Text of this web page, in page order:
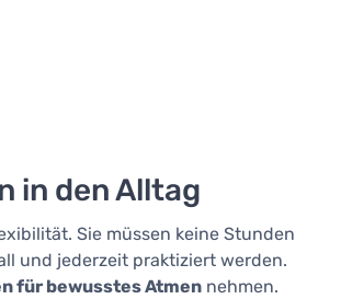
in den Alltag
Sie müssen keine Stunden
und jederzeit praktiziert werden.
für bewusstes Atmen nehmen.